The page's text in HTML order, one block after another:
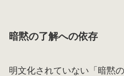
暗黙の了解への依存
明文化されていない「暗黙